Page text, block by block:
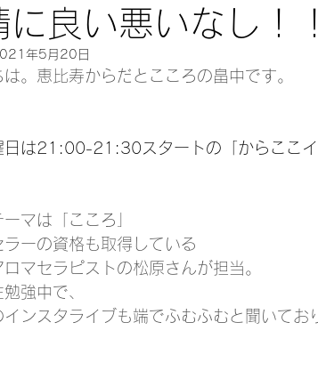
歯ぎしり・食いしばり
花粉症 更年期 膀胱炎
に良い悪いなし！！
年5月20日
は。恵比寿からだとこころの畠中です。
日は21:00-21:30スタートの「からここイ
ーマは「こころ」
ラーの資格も取得している
マセラピストの松原さんが担当。
強中で、
インスタライブも端でふむふむと聞いてお